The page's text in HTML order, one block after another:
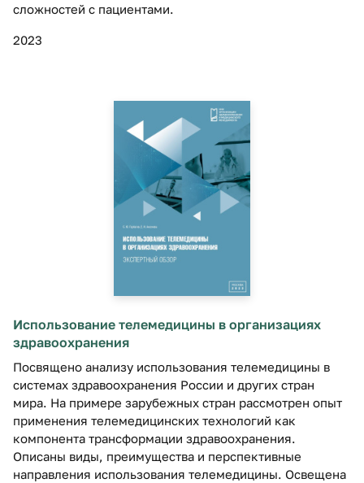
сложностей с пациентами.
2023
Использование телемедицины в организациях
здравоохранения
Посвящено анализу использования телемедицины в
системах здравоохранения России и других стран
мира. На примере зарубежных стран рассмотрен опыт
применения телемедицинских технологий как
компонента трансформации здравоохранения.
Описаны виды, преимущества и перспективные
направления использования телемедицины. Освещена